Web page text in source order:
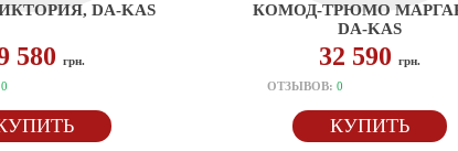
DA-KAS
580 грн.
0
КОМОД-ТРЮМО
DA-KAS
32 590 грн.
ОТЗЫВОВ: 0
КУПИТЬ